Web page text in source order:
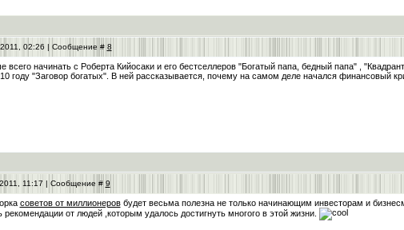
02:26 | Сообщение # 8
всего начинать с Роберта Кийосаки и его бестселлеров "Богатый папа, бедный папа" ,
году "Заговор богатых". В ней рассказывается, почему на самом деле начался финансовый
11:17 | Сообщение # 9
советов от миллионеровбудет весьма полезна не только начинающим инвесторам и
рекомендации от людей ,которым удалось достигнуть многого в этой жизни.